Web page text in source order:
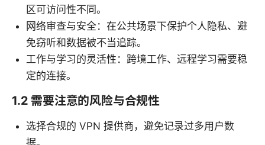
区可访问性不同。
网络审查与安全：在公共场景下保护个人隐私、避
免窃听和数据被不当追踪。
工作与学习的灵活性：跨境工作、远程学习需要稳
定的连接。
1.2 需要注意的风险与合规性
选择合规的 VPN 提供商，避免记录过多用户数